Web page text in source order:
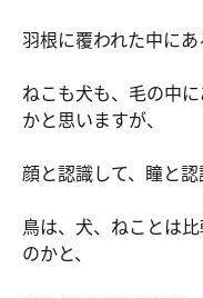
羽根に覆われた中にあ
ねこも犬も、毛の中
かと思いますが、
顔と認識して、瞳と認
鳥は、犬、ねことは
のかと、